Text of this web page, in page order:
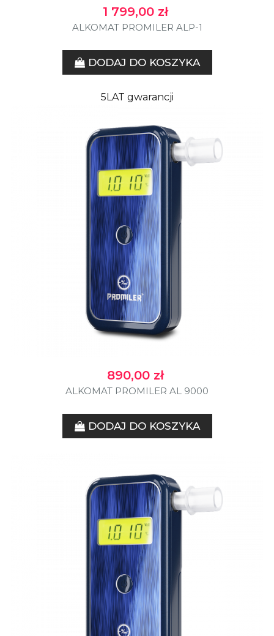
Cena
1 799,00 zł
ALKOMAT PROMILER ALP-1
DODAJ DO KOSZYKA
5LAT gwarancji
Cena
890,00 zł
ALKOMAT PROMILER AL 9000
DODAJ DO KOSZYKA